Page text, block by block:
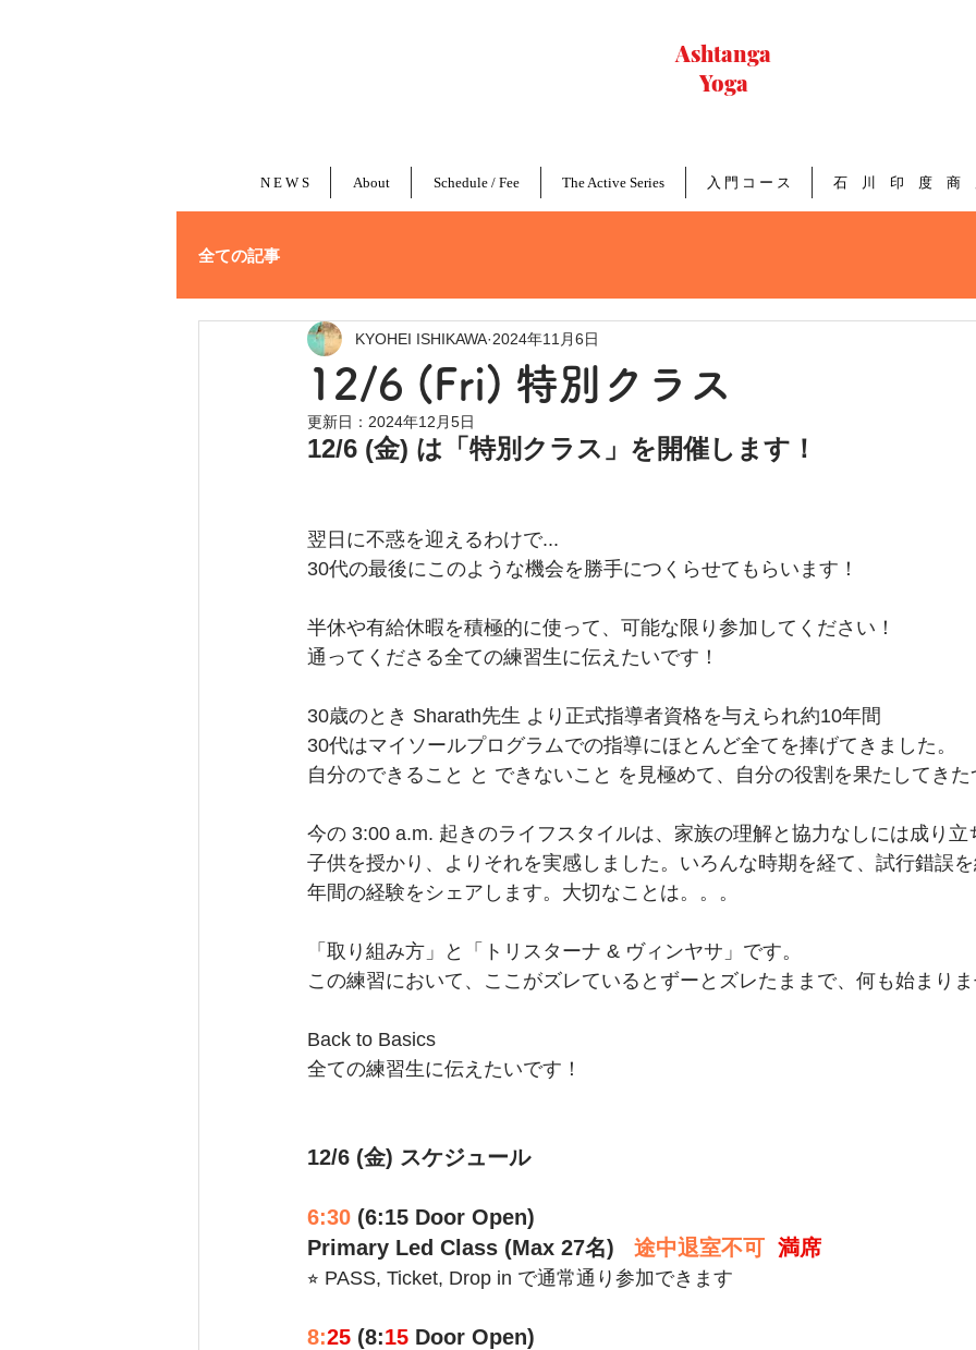
Ashtanga
Yoga
N E W S About Schedule / Fee The Active Series 入 門 コ ー ス 石 川 印 度 商
全ての記事
12/6 (Fri) 特別クラス
KYOHEI ISHIKAWA 2024年11月6日
更新日： 2024年12月5日
12/6 (金) は「特別クラス」を開催します！
翌日に不惑を迎えるわけで...
30代の最後にこのような機会を勝手につくらせてもらいます！
半休や有給休暇を積極的に使って、可能な限り参加してください！
通ってくださる全ての練習生に伝えたいです！
30歳のとき Sharath先生 より正式指導者資格を与えられ約10年間
30代はマイソールプログラムでの指導にほとんど全てを捧げてきました。
自分のできること と できないこと を見極めて、自分の役割を果たしてきた
今の 3:00 a.m. 起きのライフスタイルは、家族の理解と協力なしには成り立
子供を授かり、よりそれを実感しました。いろんな時期を経て、試行錯誤
年間の経験をシェアします。大切なことは。。。
「取り組み方」と「トリスターナ & ヴィンヤサ」です。
この練習において、ここがズレているとずーとズレたままで、何も始まりま
Back to Basics
全ての練習生に伝えたいです！
12/6 (金) スケジュール
6:30 (6:15 Door Open)
Primary Led Class (Max 27名)
途中退室不可
  満席
⭐︎ PASS, Ticket, Drop in で通常通り参加できます
8:25 (8:15 Door Open)